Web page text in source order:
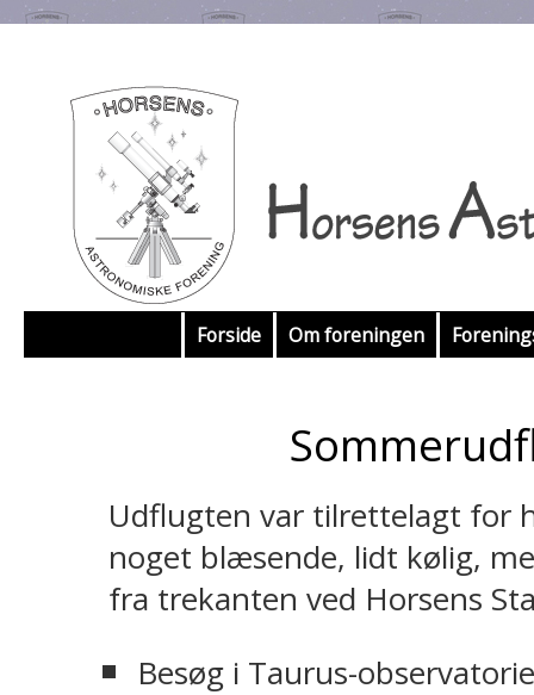
Forside Om foreningen
Udflugten var tilrettelagt for
noget blæsende, lidt kølig,
fra trekanten ved Horsens
Besøg i Taurus-